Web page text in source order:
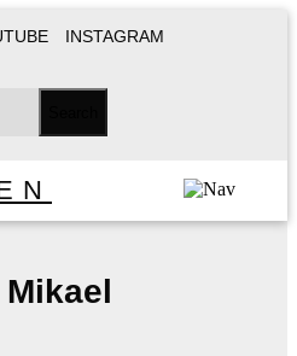
INSTAGRAM
Mikael